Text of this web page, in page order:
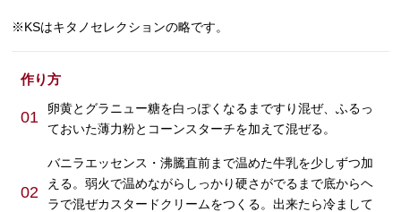
※KSはキタノセレクションの略です。
作り方
01
卵黄とグラニュー糖を白っぽくなるまですり混ぜ、ふるっ
ておいた薄力粉とコーンスターチを加えて混ぜる。
02
バニラエッセンス・沸騰直前まで温めた牛乳を少しずつ加
える。弱火で温めながらしっかり硬さがでるまで底からヘ
ラで混ぜカスタードクリームをつくる。出来たら冷まして